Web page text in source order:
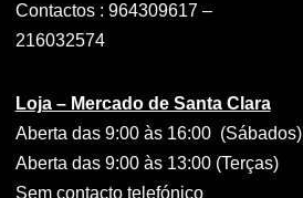
Contactos : 964309617 –
216032574
Loja – Mercado de Santa Clara
Aberta das 9:00 às 16:00 (Sábados)
Aberta das 9:00 às 13:00 (Terças)
Sem contacto telefónico